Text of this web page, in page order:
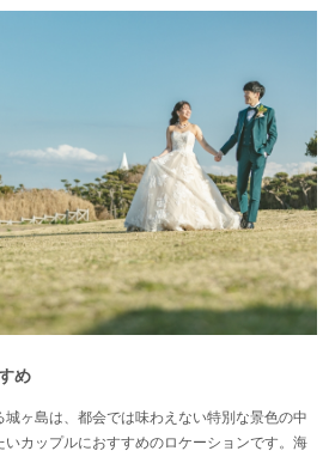
め
ヶ島は、都会では味わえない特別な景色の中
カップルにおすすめのロケーションです。海